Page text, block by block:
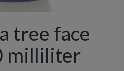
tree face
milliliter